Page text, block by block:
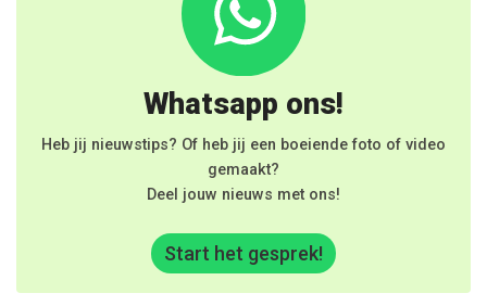
Whatsapp ons!
Heb jij nieuwstips? Of heb jij een boeiende foto of video
gemaakt?
Deel jouw nieuws met ons!
Start het gesprek!